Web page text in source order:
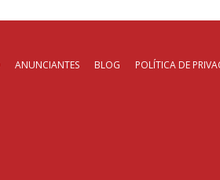
ANUNCIANTES BLOG POLÍTICA DE